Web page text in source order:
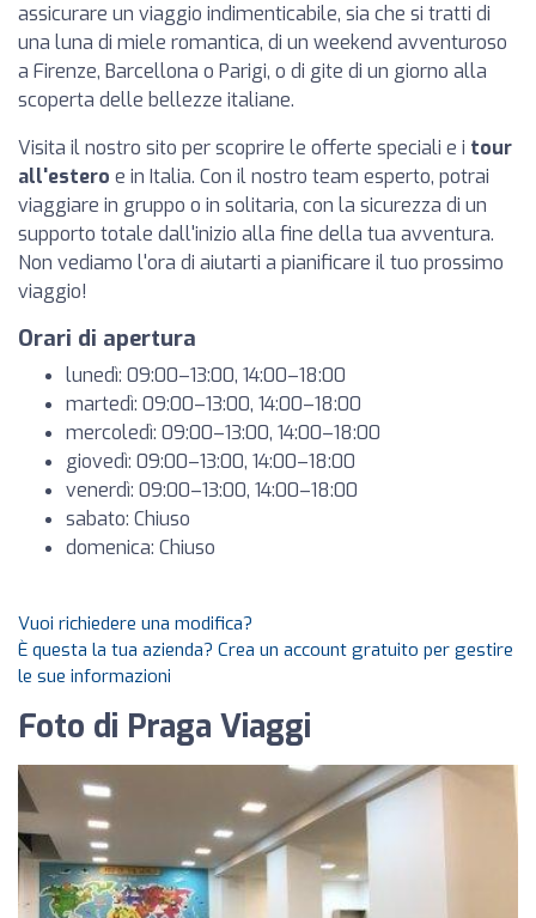
assicurare un viaggio indimenticabile, sia che si tratti di
una luna di miele romantica, di un weekend avventuroso
a Firenze, Barcellona o Parigi, o di gite di un giorno alla
scoperta delle bellezze italiane.
Visita il nostro sito per scoprire le offerte speciali e i tour
all'estero e in Italia. Con il nostro team esperto, potrai
viaggiare in gruppo o in solitaria, con la sicurezza di un
supporto totale dall'inizio alla fine della tua avventura.
Non vediamo l'ora di aiutarti a pianificare il tuo prossimo
viaggio!
Orari di apertura
lunedì: 09:00–13:00, 14:00–18:00
martedì: 09:00–13:00, 14:00–18:00
mercoledì: 09:00–13:00, 14:00–18:00
giovedì: 09:00–13:00, 14:00–18:00
venerdì: 09:00–13:00, 14:00–18:00
sabato: Chiuso
domenica: Chiuso
Vuoi richiedere una modifica?
È questa la tua azienda? Crea un account gratuito per gestire
le sue informazioni
Foto di Praga Viaggi